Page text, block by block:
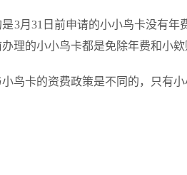
3月31日前申请的小小鸟卡没有年
理的小小鸟卡都是免除年费和小欸
鸟卡的资费政策是不同的，只有